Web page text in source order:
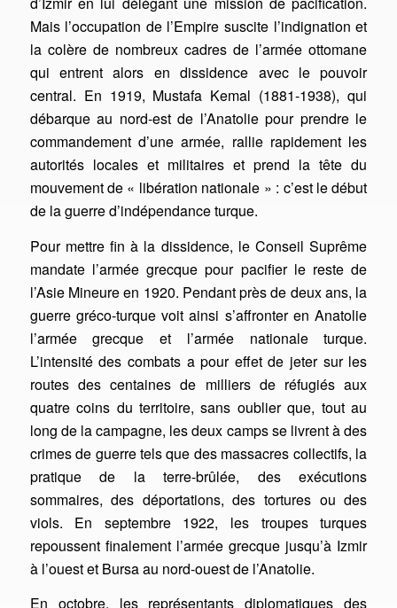
Mais l’occupation de l’Empire suscite l’indignation et
la colère de nombreux cadres de l’armée ottomane
qui entrent alors en dissidence avec le pouvoir
central. En 1919, Mustafa Kemal (1881-1938), qui
débarque au nord-est de l’Anatolie pour prendre le
commandement d’une armée, rallie rapidement les
autorités locales et militaires et prend la tête du
mouvement de « libération nationale » : c’est le début
de la guerre d’indépendance turque.
Pour mettre fin à la dissidence, le Conseil Suprême
mandate l’armée grecque pour pacifier le reste de
l’Asie Mineure en 1920. Pendant près de deux ans, la
guerre gréco-turque voit ainsi s’affronter en Anatolie
l’armée grecque et l’armée nationale turque.
L’intensité des combats a pour effet de jeter sur les
routes des centaines de milliers de réfugiés aux
quatre coins du territoire, sans oublier que, tout au
long de la campagne, les deux camps se livrent à des
crimes de guerre tels que des massacres collectifs, la
pratique de la terre-brûlée, des exécutions
sommaires, des déportations, des tortures ou des
viols. En septembre 1922, les troupes turques
repoussent finalement l’armée grecque jusqu’à Izmir
à l’ouest et Bursa au nord-ouest de l’Anatolie.
En octobre, les représentants diplomatiques des